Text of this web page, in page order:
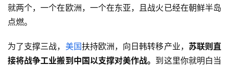
就两个，一个在欧洲，一个在东亚，且战火已经在朝鲜半岛
点燃。
为了支撑三战， 美国扶持欧洲，向日韩转移产业， 苏联则直
接将战争工业搬到中国以支撑对美作战。 到这里你就明白当